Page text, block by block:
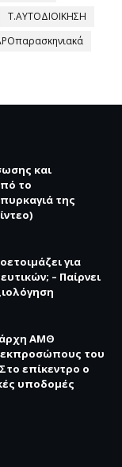
Τ.ΑΥΤΟΔΙΟΙΚΗΣΗ
και
το
της
για
– Παίρνει
ΑΜΘ
του
επίκεντρο ο
υποδομές